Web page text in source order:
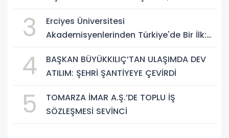
3
Erciyes Üniversitesi
Akademisyenlerinden Türkiye'de Bir İlk:
Yapay Zekâ Dönemi
4
BAŞKAN BÜYÜKKILIÇ’TAN ULAŞIMDA DEV
ATILIM: ŞEHRİ ŞANTİYEYE ÇEVİRDİ
5
TOMARZA İMAR A.Ş.’DE TOPLU İŞ
SÖZLEŞMESİ SEVİNCİ